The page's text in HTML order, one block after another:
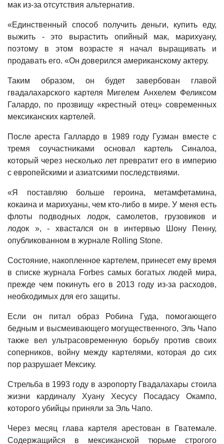
мак из-за отсутствия альтернатив.
«Единственный способ получить деньги, купить еду,
выжить - это вырастить опийный мак, марихуану,
поэтому в этом возрасте я начал выращивать и
продавать его. «Он доверился американскому актеру.
Таким образом, он будет завербован главой
гвадалахарского картеля Мигелем Анхелем Феликсом
Галардо, по прозвищу «крестный отец» современных
мексиканских картелей.
После ареста Галлардо в 1989 году Гузман вместе с
тремя соучастниками основал картель Синалоа,
который через несколько лет превратит его в империю
с европейскими и азиатскими последствиями.
«Я поставляю больше героина, метамфетамина,
кокаина и марихуаны, чем кто-либо в мире. У меня есть
флоты подводных лодок, самолетов, грузовиков и
лодок », - хвастался он в интервью Шону Пенну,
опубликованном в журнале Rolling Stone.
Состояние, накопленное картелем, принесет ему время
в списке журнала Forbes самых богатых людей мира,
прежде чем покинуть его в 2013 году из-за расходов,
необходимых для его защиты.
Если он питал образ Робина Гуда, помогающего
бедным и высмеивающего могущественного, Эль Чапо
также вел ультрасовременную борьбу против своих
соперников, войну между картелями, которая до сих
пор разрушает Мексику.
Стрельба в 1993 году в аэропорту Гвадалахары стоила
жизни кардиналу Хуану Хесусу Посадасу Окампо,
которого убийцы приняли за Эль Чапо.
Через месяц глава картеля арестован в Гватемале.
Содержащийся в мексиканской тюрьме строгого